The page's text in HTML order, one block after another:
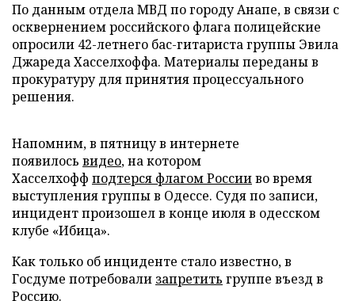
По данным отдела МВД по городу Анапе, в связи с
осквернением российского флага полицейские
опросили 42-летнего бас-гитариста группы Эвила
Джареда Хасселхоффа. Материалы переданы в
прокуратуру для принятия процессуального
решения.
Напомним, в пятницу в интернете
появилось видео, на котором
Хасселхофф подтерся флагом Россииво время
выступления группы в Одессе. Судя по записи,
инцидент произошел в конце июля в одесском
клубе «Ибица».
Как только об инциденте стало известно, в
Госдуме потребовали запретить группе въезд в
Россию.